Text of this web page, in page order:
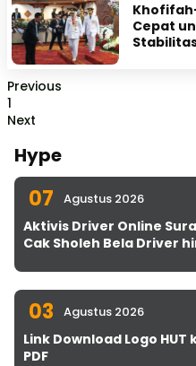
Cepat
Previous
1
Next
Hype
07 Agustus 2026
Aktivis Driver Online
Cak Sholeh Bela Driver
03 Agustus 2026
Link Download Logo HUT
PDF